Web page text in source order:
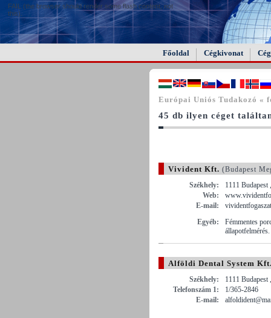
FAIL (the browser should render some flash content, not
this).
Főoldal Cégkivonat
Európai Uniós Tudakozó «
45 db ilyen céget
Vivident Kft. (Budapest
Székhely:
1111
Web:
E-mail:
Egyéb:
Fémmentes
állapotfelmérés.
Alföldi Dental System
Székhely:
1111
Telefonszám 1:
1/365-2846
E-mail: